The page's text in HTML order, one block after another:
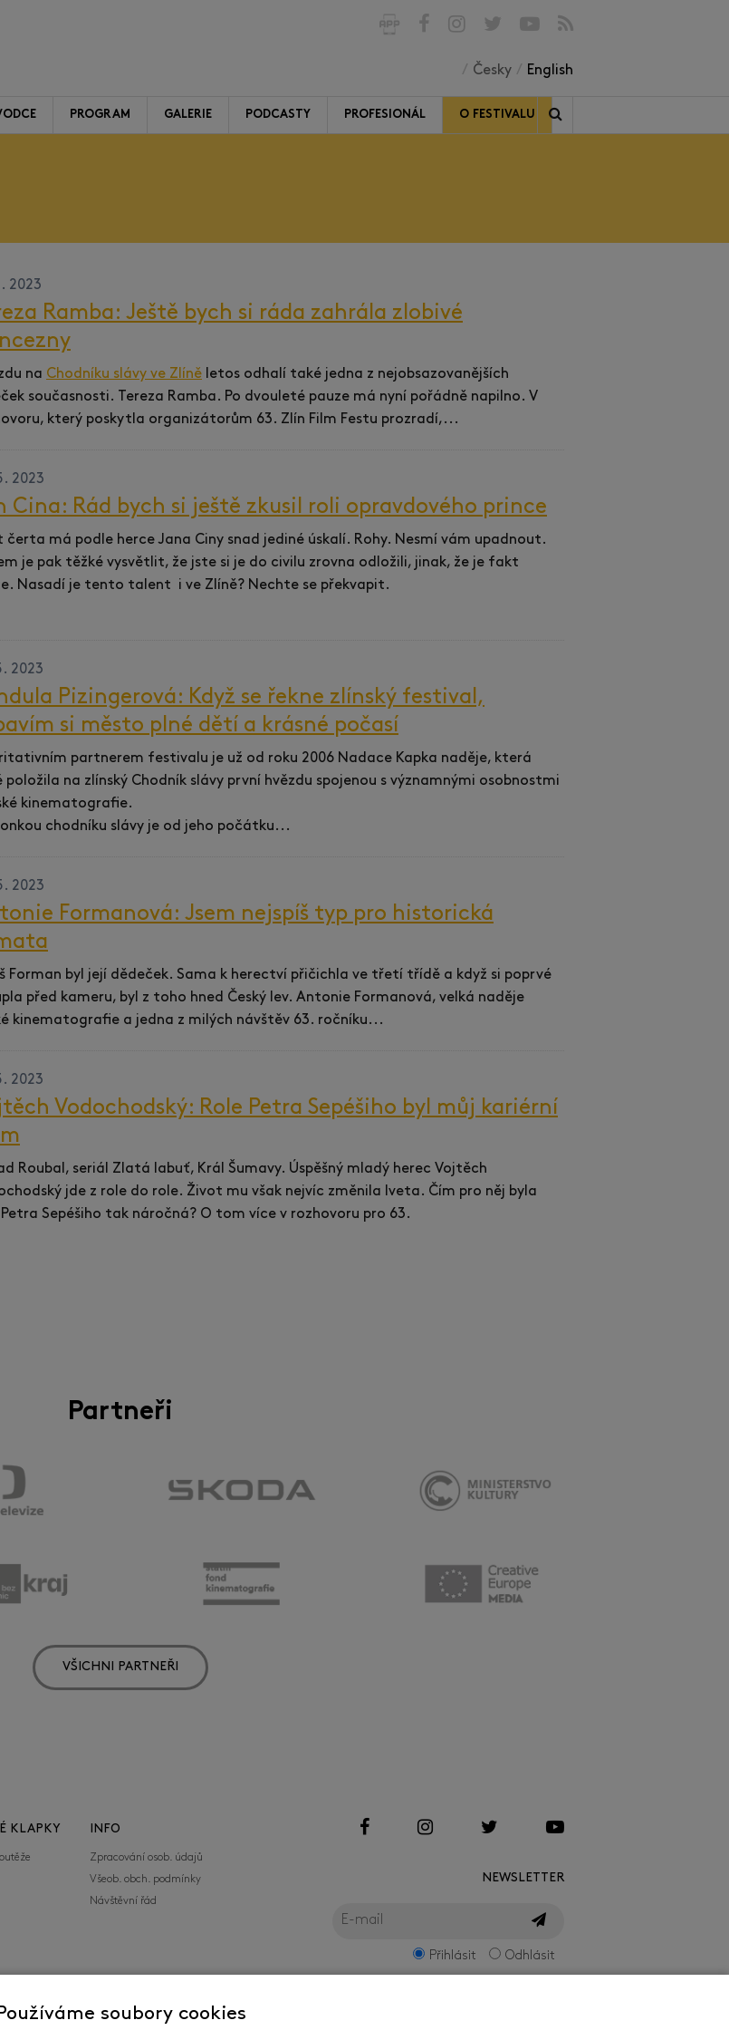
Česky English
PROGRAM GALERIE PODCASTY PROFESIONÁL O FESTIVALU
2023
Ramba: Ještě bych si ráda zahrála zlobivé
na Chodníku slávy ve Zlíně letos odhalí také jedna z nejobsazovanějších
současnosti. Tereza Ramba. Po dvouleté pauze má nyní pořádně napilno. V
který poskytla organizátorům 63. Zlín Film Festu prozradí,...
2023
Cina: Rád bych si ještě zkusil roli opravdového prince
čerta má podle herce Jana Ciny snad jediné úskalí. Rohy. Nesmí vám upadnout.
je pak těžké vysvětlit, že jste si je do civilu zrovna odložili, jinak, že je fakt
Nasadí je tento talent i ve Zlíně? Nechte se překvapit.
2023
Pizingerová: Když se řekne zlínský festival,
si město plné dětí a krásné počasí
partnerem festivalu je už od roku 2006 Nadace Kapka naděje, která
položila na zlínský Chodník slávy první hvězdu spojenou s významnými osobnostmi
kinematografie.
chodníku slávy je od jeho počátku...
2023
Formanová: Jsem nejspíš typ pro historická
Forman byl její dědeček. Sama k herectví přičichla ve třetí třídě a když si poprvé
před kameru, byl z toho hned Český lev. Antonie Formanová, velká naděje
kinematografie a jedna z milých návštěv 63. ročníku...
2023
Vodochodský: Role Petra Sepéšiho byl můj kariérní
Roubal, seriál Zlatá labuť, Král Šumavy. Úspěšný mladý herec Vojtěch
jde z role do role. Život mu však nejvíc změnila Iveta. Čím pro něj byla
Sepéšiho tak náročná? O tom více v rozhovoru pro 63.
Partneři
VŠICHNI PARTNEŘI
KLAPKY INFO
Zpracování osob. údajů
Všeob. obch. podmínky
Návštěvní řád
NEWSLETTER
Přihlásit Odhlásit
Používáme soubory cookies